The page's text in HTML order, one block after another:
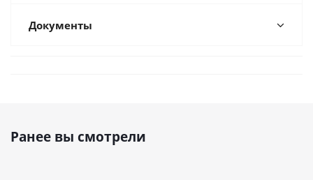
Документы
Ранее вы смотрели